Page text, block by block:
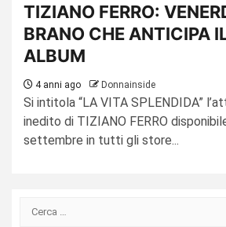
TIZIANO FERRO:
BRANO CHE ANTICIPA
ALBUM
4 anni ago Donnainside
Si intitola “LA VITA SPLENDIDA”
inedito di TIZIANO FERRO
settembre in tutti gli store...
Ricerca